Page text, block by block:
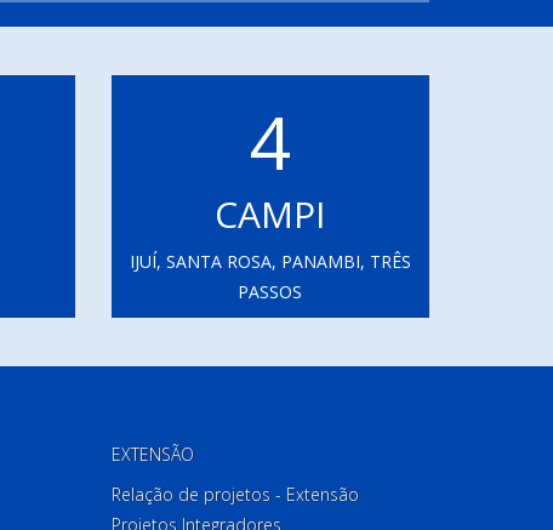
4
CAMPI
IJUÍ, SANTA ROSA, PANAMBI, TRÊS
PASSOS
EXTENSÃO
Relação de projetos - Extensão
Projetos Integradores